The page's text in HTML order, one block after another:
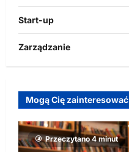
Start-up
Zarządzanie
Mogą Cię zainteresować
Przeczytano 4 minut